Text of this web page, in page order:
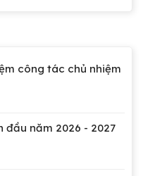
công tác chủ nhiệm
đầu năm 2026 - 2027